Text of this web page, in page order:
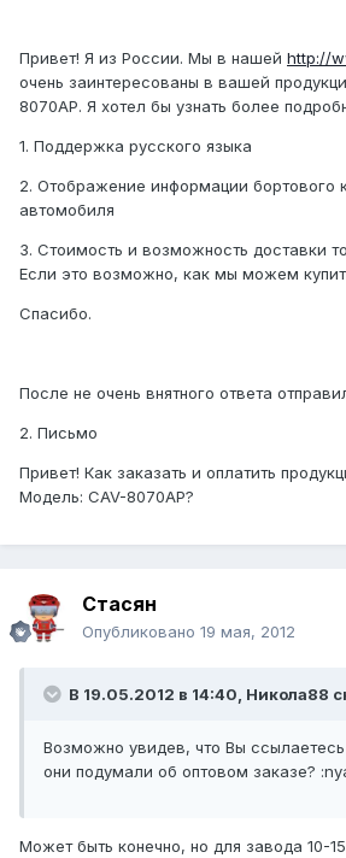
Привет! Я из России. Мы в нашей http://
очень заинтересованы в вашей
8070AP. Я хотел бы узнать более
1. Поддержка русского языка
2. Отображение информации бортового
автомобиля
3. Стоимость и возможность доставки
Если это возможно, как мы можем
Спасибо.
После не очень внятного ответа
2. Письмо
Привет! Как заказать и оплатить
Модель: CAV-8070AP?
Стасян
Опубликовано 19 мая, 2012
В 19.05.2012 в 14:40, Никола88
Возможно увидев, что Вы
они подумали об оптовом заказе?
Может быть конечно, но для завода 10-